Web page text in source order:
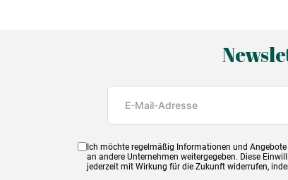
Ich möchte regelmäßig Informationen und Angebote
an andere Unternehmen weitergegeben. Diese
jederzeit mit Wirkung für die Zukunft widerrufen,